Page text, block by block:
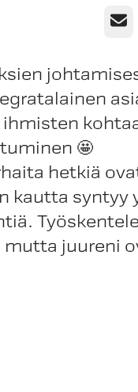
ihmisten
🤩
hetkiä
kautta syntyy
juureni